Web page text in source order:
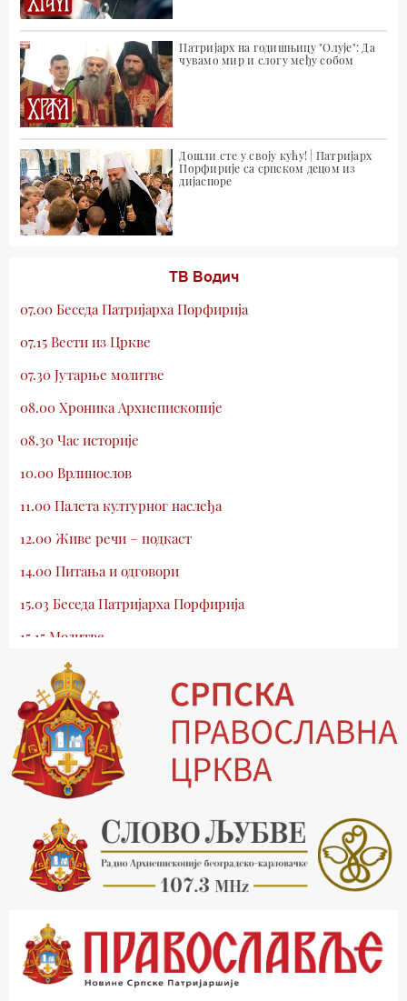
Патријарх на годишњицу "Олује": Да
чувамо мир и слогу међу собом
Дошли сте у своју кућу! | Патријарх
Порфирије са српском децом из
дијаспоре
ТВ Водич
07.00 Беседа Патријарха Порфирија
07.15 Вести из Цркве
07.30 Јутарње молитве
08.00 Хроника Архиепископије
08.30 Час историје
10.00 Врлинослов
11.00 Палета културног наслеђа
12.00 Живе речи – подкаст
14.00 Питања и одговори
15.03 Беседа Патријарха Порфирија
15.15 Молитве
15.30 Млади у Цркви
16.03 Српски јерарси
16.30 Хроника Архиепископије
17.03 Фолклор магазин
17.30 Тврђаве Дунава
18.03 Кроз историју Београда
18.30 Врлинослов
19.40 Вечерње молитве
20.00 Вести из Цркве
20.15 Реч Архијереја